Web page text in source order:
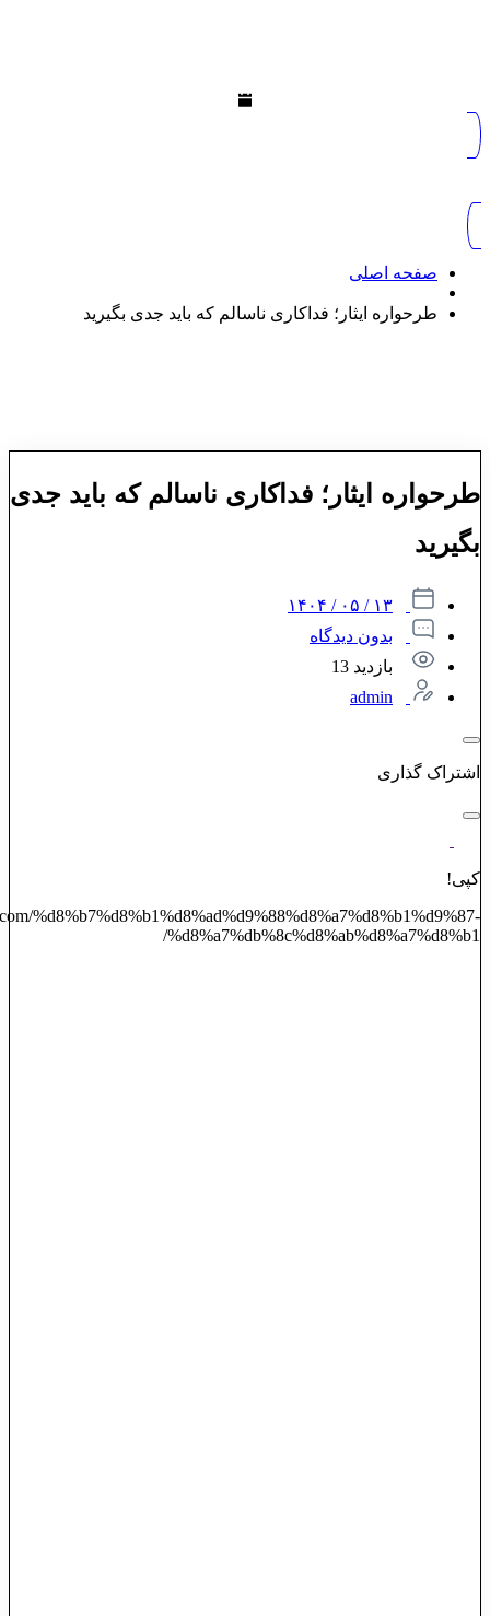
صفحه اصلی
طرحواره ایثار؛ فداکاری ناسالم که باید جدی بگیرید
طرحواره ایثار؛ فداکاری ناسالم که باید جدی
بگیرید
۱۳ / ۰۵ / ۱۴۰۴
بدون دیدگاه
بازدید 13
admin
اشتراک گذاری
کپی!
%d8%b7%d8%b1%d8%ad%d9%88%d8%a7%d8%b1%d9%87-
%d8%a7%db%8c%d8%ab%d8%a7%d8%b1/